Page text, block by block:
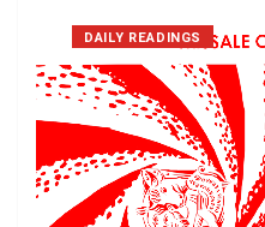
DAILY READINGS